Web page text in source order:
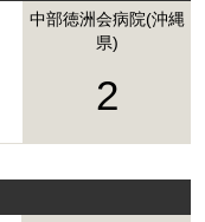
中部徳洲会病院(沖縄
県)
2